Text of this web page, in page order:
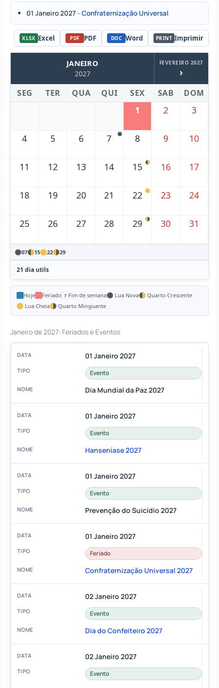
01 Janeiro 2027-Confraternização Universal
XLSX Excel PDF PDF DOC Word PRINT Imprimir
JANEIRO
2027
FEVEREIRO 2027
›
SEG TER QUA QUI SEX SAB DOM
1 2 3
4 5 6 7 8 9 10
11 12 13 14 15 16 17
18 19 20 21 22 23 24
25 26 27 28 29 30 31
07 15 22 29
21 dia utils
Hoje Feriado Fim de semana Lua Nova
Quarto Crescente
Lua Cheia
Quarto Minguante
Janeiro de 2027: Feriados e Eventos
01 Janeiro 2027
Evento
Dia Mundial da Paz 2027
01 Janeiro 2027
Evento
Hanseníase 2027
01 Janeiro 2027
Evento
Prevenção do Suicídio 2027
01 Janeiro 2027
Feriado
Confraternização Universal 2027
02 Janeiro 2027
Evento
Dia do Confeiteiro 2027
02 Janeiro 2027
Evento